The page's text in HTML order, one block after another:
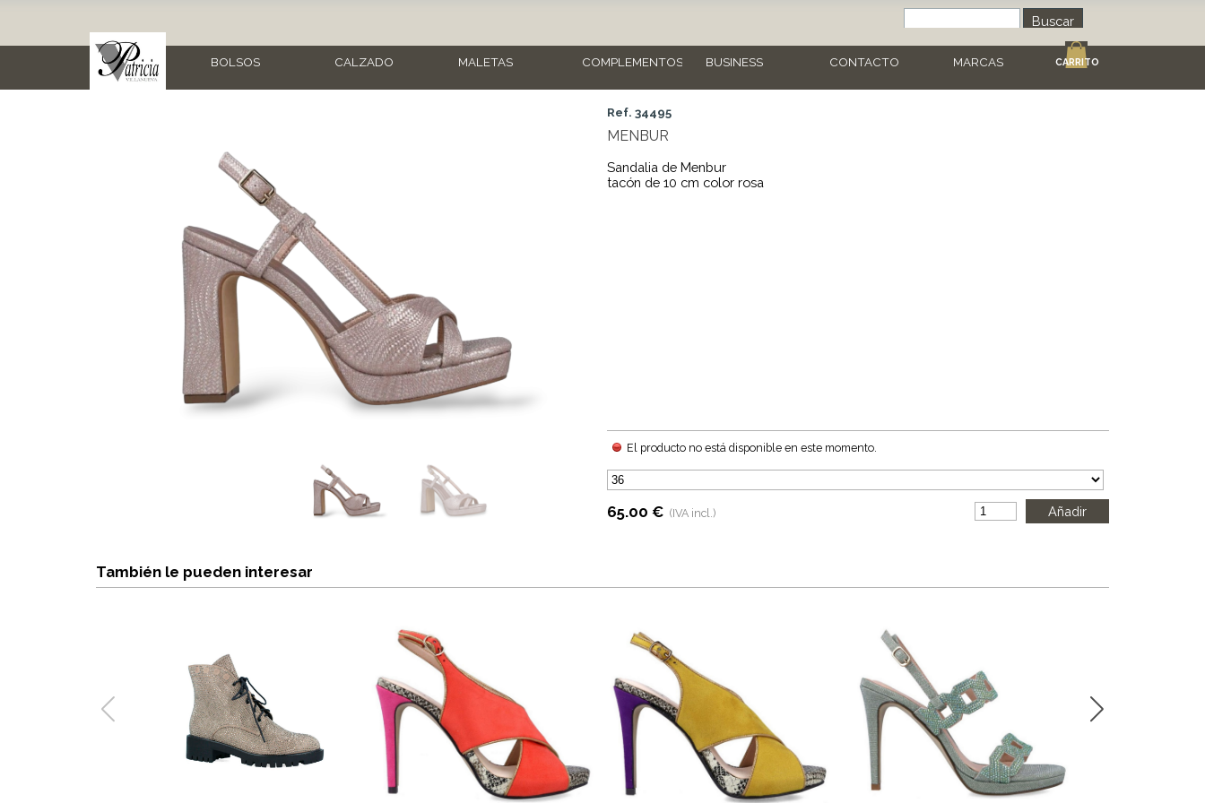
BOLSOS CALZADO MALETAS COMPLEMENTOS BUSINESS CONTACTO MARCAS
Buscar
CARRITO
Ref. 34495
MENBUR
Sandalia de Menbur
tacón de 10 cm color rosa
El producto no está disponible en este momento.
65.00 € (IVA incl.)
También le pueden interesar